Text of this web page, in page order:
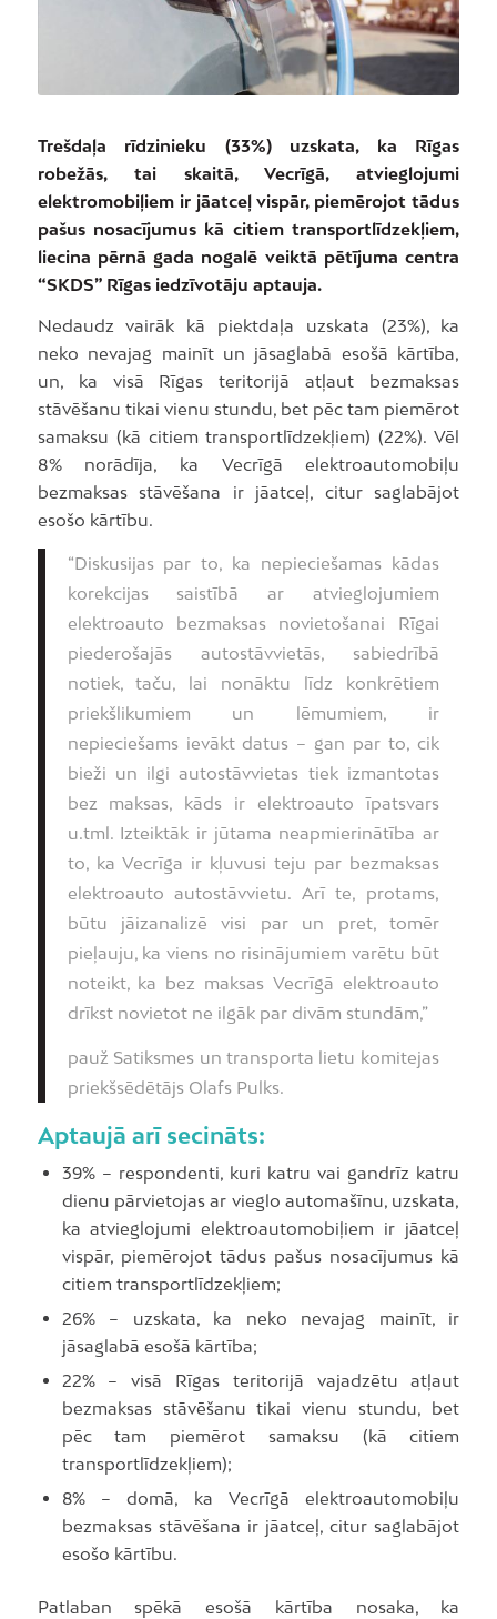
Trešdaļa rīdzinieku (33%) uzskata, ka Rīgas
robežās, tai skaitā, Vecrīgā, atvieglojumi
elektromobiļiem ir jāatceļ vispār, piemērojot tādus
pašus nosacījumus kā citiem transportlīdzekļiem,
liecina pērnā gada nogalē veiktā pētījuma centra
“SKDS” Rīgas iedzīvotāju aptauja.
Nedaudz vairāk kā piektdaļa uzskata (23%), ka
neko nevajag mainīt un jāsaglabā esošā kārtība,
un, ka visā Rīgas teritorijā atļaut bezmaksas
stāvēšanu tikai vienu stundu, bet pēc tam piemērot
samaksu (kā citiem transportlīdzekļiem) (22%). Vēl
8% norādīja, ka Vecrīgā elektroautomobiļu
bezmaksas stāvēšana ir jāatceļ, citur saglabājot
esošo kārtību.
“Diskusijas par to, ka nepieciešamas kādas
korekcijas saistībā ar atvieglojumiem
elektroauto bezmaksas novietošanai Rīgai
piederošajās autostāvvietās, sabiedrībā
notiek, taču, lai nonāktu līdz konkrētiem
priekšlikumiem un lēmumiem, ir
nepieciešams ievākt datus – gan par to, cik
bieži un ilgi autostāvvietas tiek izmantotas
bez maksas, kāds ir elektroauto īpatsvars
u.tml. Izteiktāk ir jūtama neapmierinātība ar
to, ka Vecrīga ir kļuvusi teju par bezmaksas
elektroauto autostāvvietu. Arī te, protams,
būtu jāizanalizē visi par un pret, tomēr
pieļauju, ka viens no risinājumiem varētu būt
noteikt, ka bez maksas Vecrīgā elektroauto
drīkst novietot ne ilgāk par divām stundām,”
pauž Satiksmes un transporta lietu komitejas
priekšsēdētājs Olafs Pulks.
Aptaujā arī secināts:
39% – respondenti, kuri katru vai gandrīz katru
dienu pārvietojas ar vieglo automašīnu, uzskata,
ka atvieglojumi elektroautomobiļiem ir jāatceļ
vispār, piemērojot tādus pašus nosacījumus kā
citiem transportlīdzekļiem;
26% – uzskata, ka neko nevajag mainīt, ir
jāsaglabā esošā kārtība;
22% – visā Rīgas teritorijā vajadzētu atļaut
bezmaksas stāvēšanu tikai vienu stundu, bet
pēc tam piemērot samaksu (kā citiem
transportlīdzekļiem);
8% – domā, ka Vecrīgā elektroautomobiļu
bezmaksas stāvēšana ir jāatceļ, citur saglabājot
esošo kārtību.
Patlaban spēkā esošā kārtība nosaka, ka